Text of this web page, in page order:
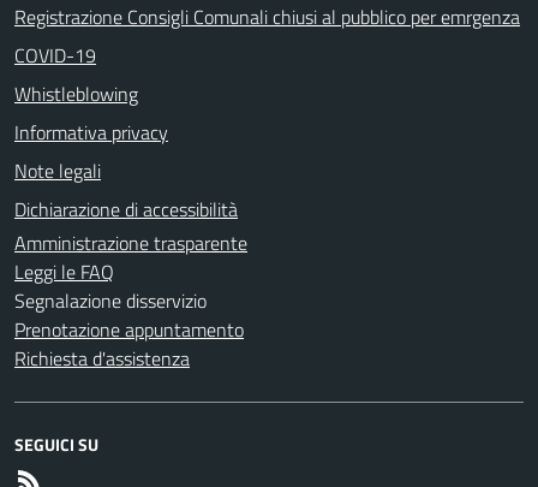
Registrazione Consigli Comunali chiusi al pubblico per emrgenza
COVID-19
Whistleblowing
Informativa privacy
Note legali
Dichiarazione di accessibilità
Amministrazione trasparente
Leggi le FAQ
Segnalazione disservizio
Prenotazione appuntamento
Richiesta d'assistenza
SEGUICI SU